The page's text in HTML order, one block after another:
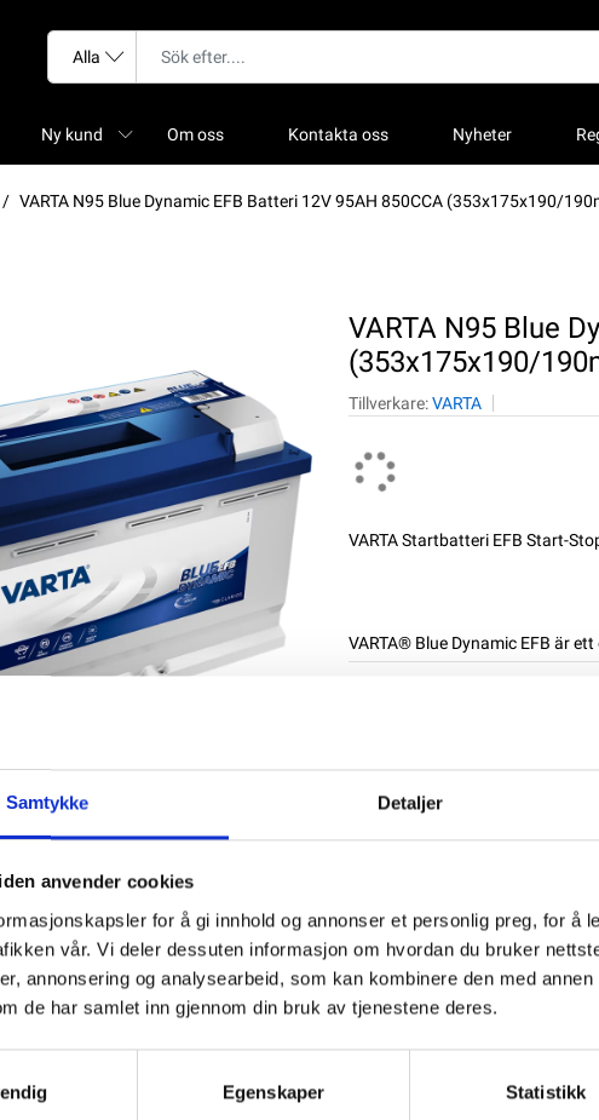
Samtykke Detaljer
anvender cookies
for å gi innhold og annonser et personlig preg, for å
vår. Vi deler dessuten informasjon om hvordan du bruker
annonsering og analysearbeid, som kan kombinere den med
de har samlet inn gjennom din bruk av tjenestene deres.
Egenskaper Statistikk
Ny kund Om oss Kontakta oss Nyheter
VARTA N95 Blue Dynamic EFB Batteri 12V 95AH 850CCA (353x175x190/
VARTA N95 Blue
(353x175x190/
Tillverkare:VARTA
VARTA Startbatteri EFB Start-
VARTA® Blue Dynamic EFB är
NB: Alla batterier bör laddas
Dela den här produkten